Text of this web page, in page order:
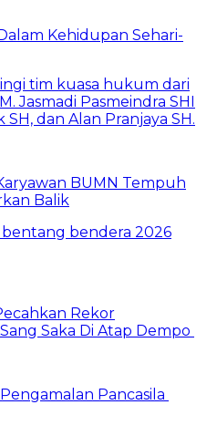
Kehidupan Sehari-
BUMN Tempuh
Balik
Rekor
Saka Di Atap Dempo
Pancasila